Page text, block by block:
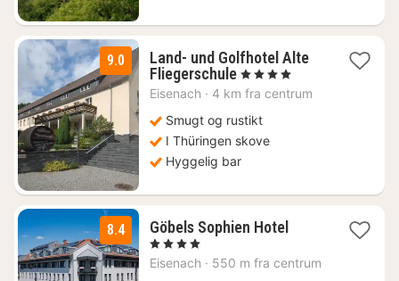
9.0
Land- und Golfhotel Alte
Fliegerschule1
nat
554
kr.
, 4 Stjerner
Eisenach · 4 km fra centrum
Smugt og rustikt
I Thüringen skove
Hyggelig bar
8.4 Göbels Sophien Hotel1
fra
, 4 Stjerner
Eisenach · 550 m fra centrum